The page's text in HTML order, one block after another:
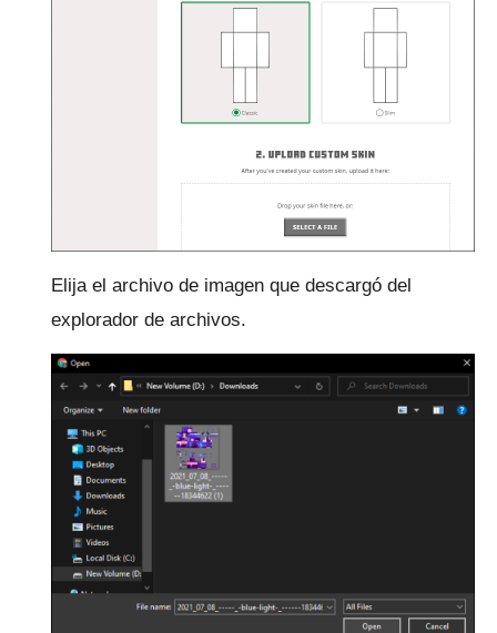
Elija el archivo de imagen que descargó del
explorador de archivos.